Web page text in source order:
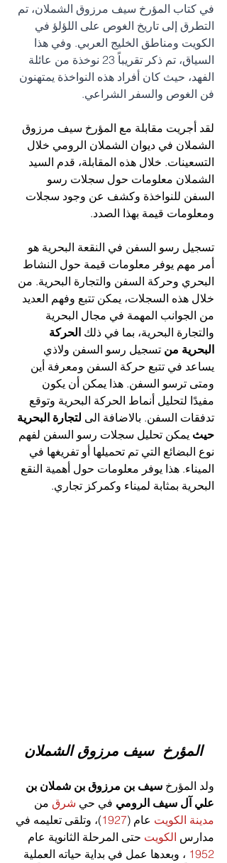
في كتاب المؤرخ سيف مرزوق الشملان، تم
التطرق إلى تاريخ الغوص على اللؤلؤ في
الكويت ومناطق الخليج العربي. وفي هذا
السياق، تم ذكر تقريباً 23 نوخذة من عائلة
الفهد، حيث كان أفراد هذه النواخذة يمتهنون
فن الغوص والسفر الشراعي.
لقد أجريت مقابلة مع المؤرخ سيف مرزوق
الشملان في ديوان الشملان الرومي خلال
التسعينات. خلال هذه المقابلة، قدم السيد
الشملان معلومات حول سجلات رسو
السفن للنواخذة وكشف عن وجود سجلات
ومعلومات قيمة بهذا الصدد.
تسجيل رسو السفن في النقعة البحرية هو
أمر مهم يوفر معلومات قيمة حول النشاط
البحري وحركة السفن والتجارة البحرية. من
خلال هذه السجلات، يمكن تتبع وفهم العديد
من الجوانب المهمة في مجال البحرية
والتجارة البحرية، بما في ذلك الحركة
البحرية من تسجيل رسو السفن ولاذي
يساعد في تتبع حركة السفن ومعرفة أين
ومتى ترسو السفن. هذا يمكن أن يكون
مفيدًا لتحليل أنماط الحركة البحرية وتوقع
تدفقات السفن. بالاضافة الى لتجارة البحرية
حيث يمكن تحليل سجلات رسو السفن لفهم
نوع البضائع التي تم تحميلها أو تفريغها في
الميناء. هذا يوفر معلومات حول أهمية النقع
البحرية بمثابة لميناء وكمركز تجاري.
المؤرخ  سيف مرزوق الشملان
ولد المؤرخ سيف بن مرزوق بن شملان بن
علي آل سيف الرومي في حي شرق من
مدينة الكويت عام (1927)، وتلقى تعليمه في
مدارس الكويت حتى المرحلة الثانوية عام
1952 ، وبعدها عمل في بداية حياته العملية